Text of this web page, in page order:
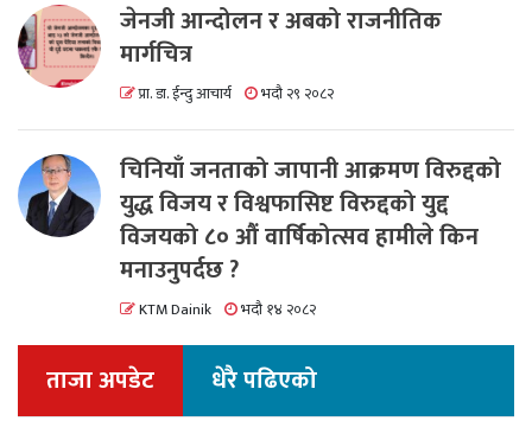
जेनजी आन्दोलन र अबको राजनीतिक
मार्गचित्र
प्रा. डा. ईन्दु आचार्य भदौ २९ २०८२
चिनियाँ जनताको जापानी आक्रमण विरुद्दको
युद्ध विजय र विश्वफासिष्ट विरुद्दको युद्द
विजयको ८० औं वार्षिकोत्सव हामीले किन
मनाउनुपर्दछ ?
KTM Dainik भदौ १४ २०८२
ताजा अपडेट धेरै पढिएको